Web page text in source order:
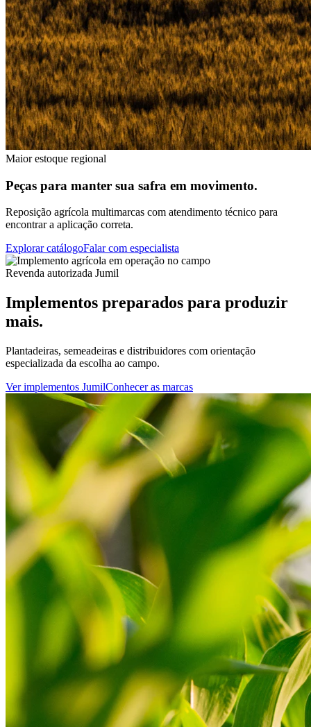
Maior estoque regional
Peças para manter sua safra em movimento.
Reposição agrícola multimarcas com atendimento técnico para
encontrar a aplicação correta.
Explorar catálogoFalar com especialista
Revenda autorizada Jumil
Implementos preparados para produzir
mais.
Plantadeiras, semeadeiras e distribuidores com orientação
especializada da escolha ao campo.
Ver implementos JumilConhecer as marcas